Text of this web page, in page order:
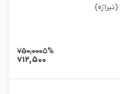
۷۵۰,۰۰۰۵%
۷۱۲,۵۰۰